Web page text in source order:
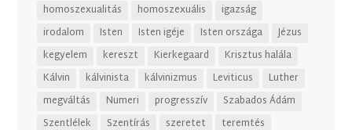
homoszexualitás
homoszexuális
igazság
irodalom
Isten Isten igéje Isten országa
Jézus
kegyelem
kereszt Kierkegaard
Krisztus halála
Kálvin
kálvinista kálvinizmus Leviticus
Luther
megváltás
Numeri progresszív
Szabados Ádám
Szentlélek
Szentírás szeretet teremtés